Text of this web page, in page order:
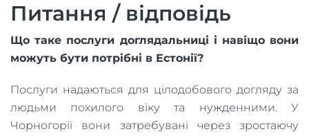
Питання / відповідь
Що таке послуги доглядальниці і навіщо вони
можуть бути потрібні в Естонії?
Послуги надаються для цілодобового догляду за
людьми похилого віку та нужденними. У
Чорногорії вони затребувані через зростаючу